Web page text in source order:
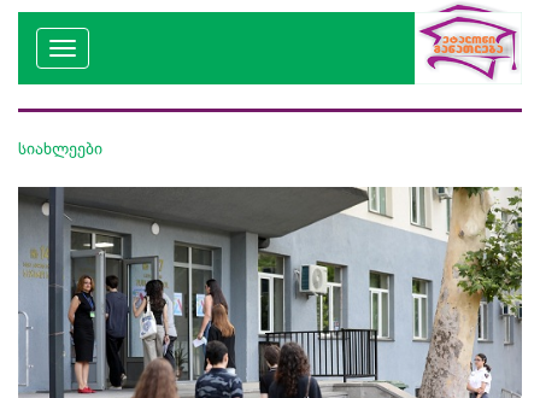
სიახლეები